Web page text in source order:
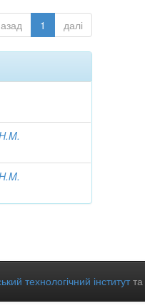
1 далі
технологічний інститутта